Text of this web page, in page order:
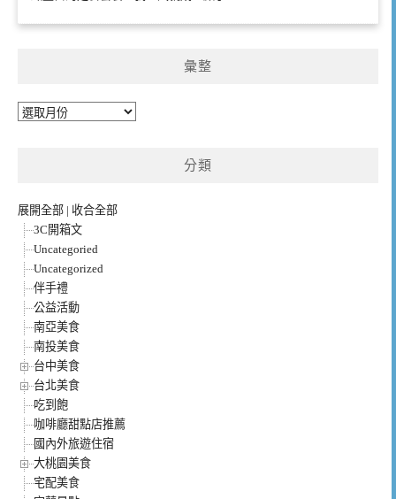
彙整
彙
分類
展開全部 | 收合全部
3C開箱文
Uncategoried
Uncategorized
伴手禮
公益活動
南亞美食
南投美食
台中美食
台北美食
吃到飽
咖啡廳甜點店推薦
國內外旅遊住宿
大桃園美食
宅配美食